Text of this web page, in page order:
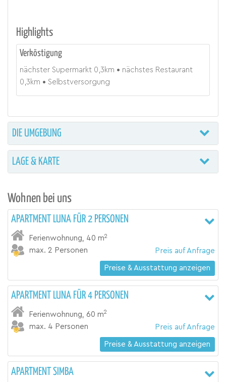
Highlights
Verköstigung
nächster Supermarkt 0,3 km
nächstes Restaurant
0,3 km Selbstversorgung
DIE UMGEBUNG
LAGE & KARTE
Wohnen bei uns
APARTMENT LUNA FÜR 2 PERSONEN
Ferienwohnung, 40 m2
max. 2 Personen Preis auf Anfrage
Preise & Ausstattung anzeigen
APARTMENT LUNA FÜR 4 PERSONEN
Ferienwohnung,60 m2
max. 4 Personen Preis auf Anfrage
Preise & Ausstattung anzeigen
APARTMENT SIMBA